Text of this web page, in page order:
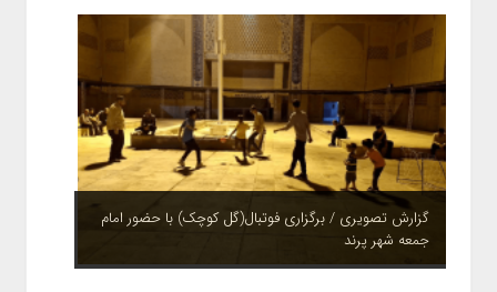
چشم نوازی بوستان های شهر پرند در فصل بهار + تصاویر